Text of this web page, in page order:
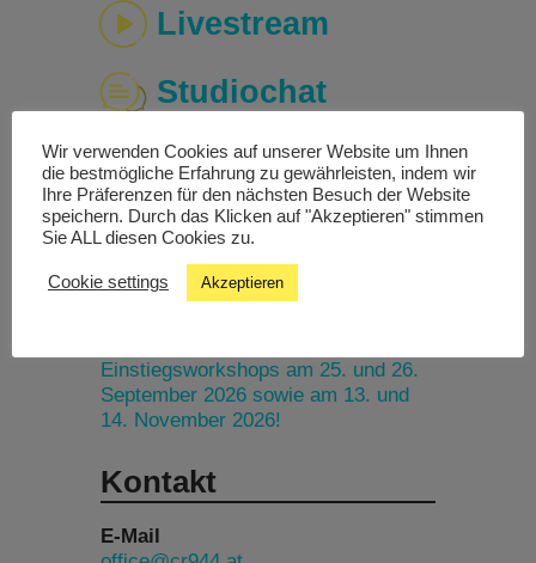
Livestream
Studiochat
Songfinder
Termine
Einstiegsworkshops am 25. und 26.
September 2026 sowie am 13. und
14. November 2026!
Kontakt
E-Mail
Wir verwenden Cookies auf unserer Website um Ihnen
die bestmögliche Erfahrung zu gewährleisten, indem wir
Ihre Präferenzen für den nächsten Besuch der Website
speichern. Durch das Klicken auf "Akzeptieren" stimmen
Sie ALL diesen Cookies zu.
Cookie settings Akzeptieren